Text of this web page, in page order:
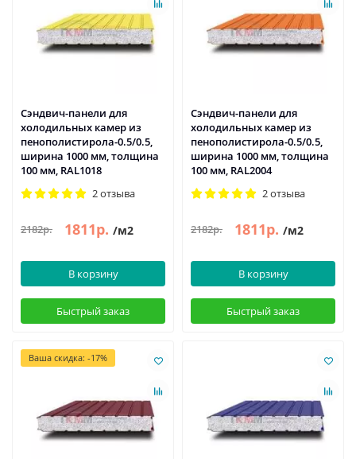
Сэндвич-панели для
холодильных камер из
пенополистирола-0.5/0.5,
ширина 1000 мм, толщина
100 мм, RAL1018
2 отзыва
2182р. 1811р. /м2
В корзину
Быстрый заказ
Сэндвич-панели для
холодильных камер из
пенополистирола-0.5/0.5,
ширина 1000 мм, толщина
100 мм, RAL2004
2 отзыва
2182р. 1811р. /м2
В корзину
Быстрый заказ
Ваша скидка: -17%